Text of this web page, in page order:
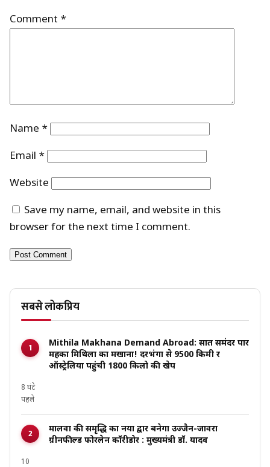
Comment *
Name *
Email *
Website
Save my name, email, and website in this
browser for the next time I comment.
सबसे लोकप्रिय
Mithila Makhana Demand Abroad: सात समंदर पार
महका मिथिला का मखाना! दरभंगा से 9500 किमी दूर
ऑस्ट्रेलिया पहुंची 1800 किलो की खेप
8 घंटे
पहले
मालवा की समृद्धि का नया द्वार बनेगा उज्जैन-जावरा
ग्रीनफील्ड फोरलेन कॉरीडोर : मुख्यमंत्री डॉ. यादव
10